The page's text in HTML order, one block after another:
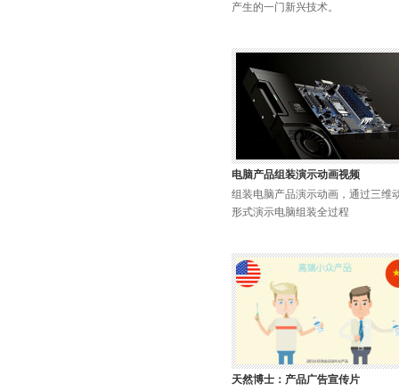
产生的一门新兴技术。
电脑产品组装演示动画视频
组装电脑产品演示动画，通过三维
形式演示电脑组装全过程
天然博士：产品广告宣传片